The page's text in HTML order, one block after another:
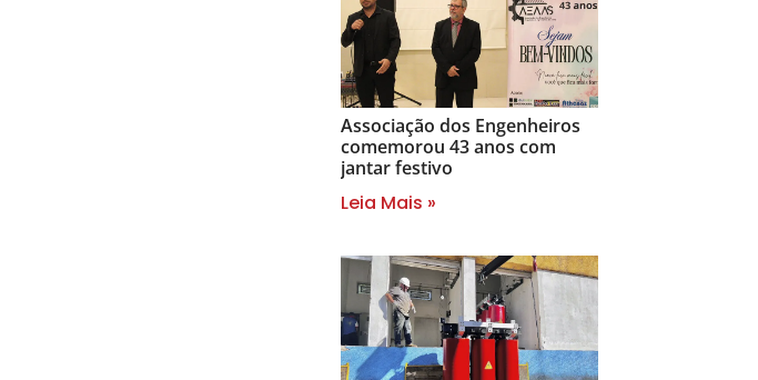
Associação dos Engenheiros
comemorou 43 anos com
jantar festivo
Leia Mais »